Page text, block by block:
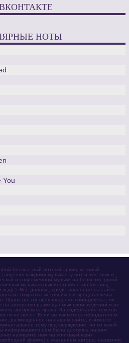
НОТЫ
You
бесплатный нотный архив, который
каждому музыканту нот известных и
и современной музыки на безвозмездной
музыкальных инструментов (гитары,
и др.). Все данные, представленные на сайте
из открытых источников и представлены
Права на эти произведения принадлежат их
на авторство размещаемых произведений и не
авторского права. За содержание текстов
не несет. Если вы являетесь обладателем
размещенное на нашем сайте, и имеете
тому подтверждение, но по какой-
информация о нём была доступна нашим
напишите нам на почтовый ящик
форме) с указанием автора, названия,